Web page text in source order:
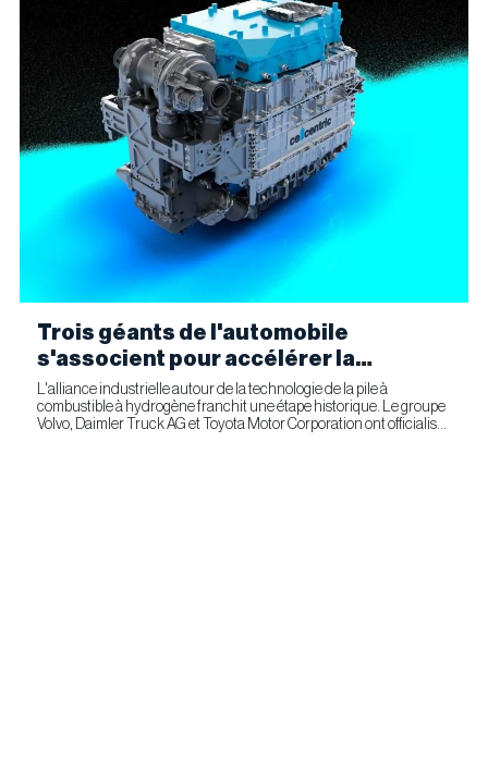
Trois géants de l'automobile
s'associent pour accélérer la
fabrication industrielle de piles à
combustible pour le transport
commercial
L'alliance industrielle autour de la technologie de la pile à
combustible à hydrogène franchit une étape historique. Le groupe
Volvo, Daimler Truck AG et Toyota Motor Corporation ont officialisé